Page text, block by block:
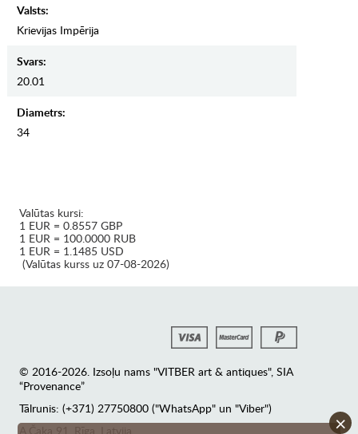
Valsts:
Krievijas Impērija
Svars:
20.01
Diametrs:
34
×
Valūtas kursi:
1 EUR = 0.8557 GBP
1 EUR = 100.0000 RUB
1 EUR = 1.1485 USD
(Valūtas kurss uz 07-08-2026)
© 2016-2026. Izsoļu nams "VITBER art & antiques", SIA
“Provenance”
Tālrunis: (+371) 27750800 ("WhatsApp" un "Viber")